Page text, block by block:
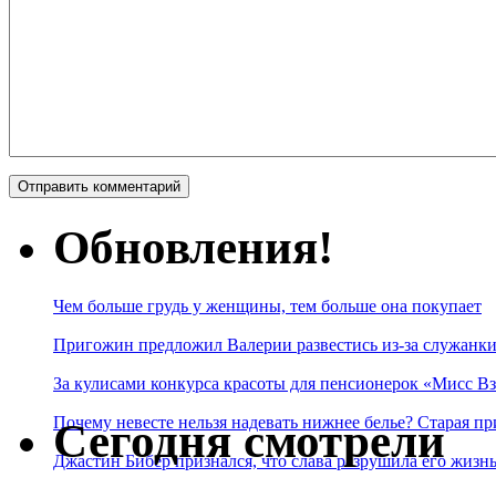
Обновления!
Чем больше грудь у женщины, тем больше она покупает
Пригожин предложил Валерии развестись из-за
За кулисами конкурса красоты для пенсионерок «Мисс
Почему невесте нельзя надевать нижнее белье? Старая
Джастин Бибер признался, что слава разрушила его
Сегодня смотрели